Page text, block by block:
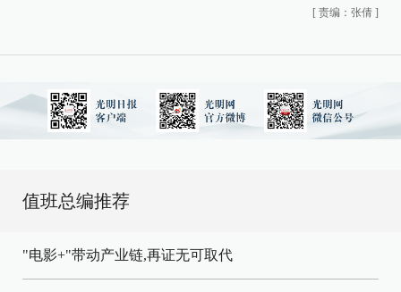
[ 责编：张倩 ]
值班总编推荐
"电影+"带动产业链,再证无可取代